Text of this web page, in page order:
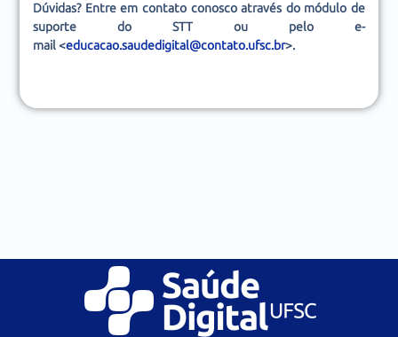
Dúvidas? Entre em contato conosco através do módulo de
suporte do STT ou pelo e-
mail <educacao.saudedigital@contato.ufsc.br>.